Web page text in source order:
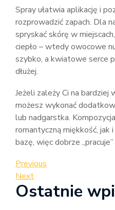
Spray ułatwia aplikację i
rozprowadzić zapach. Dla
spryskać skórę w
ciepło – wtedy owocowe
szybko, a kwiatowe serce
dłużej.
Jeżeli zależy Ci na bardziej
możesz wykonać
lub nadgarstka.
romantyczną miękkość, jak
bazę, więc dobrze
Nawigacja
wpisu
Previous
Post
Previous
Next
Post
Next
Ostatnie